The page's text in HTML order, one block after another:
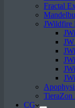
Fractal
JWildfire
TieraZon
CG